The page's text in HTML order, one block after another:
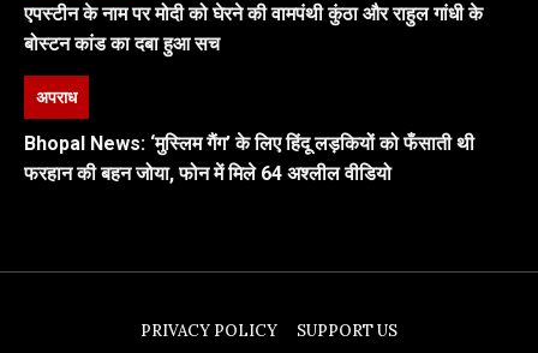
एपस्टीन के नाम पर मोदी को घेरने की वामपंथी कुंठा और राहुल गांधी के
बोस्टन कांड का दबा हुआ सच
अपराध
Bhopal News: ‘मुस्लिम गैंग’ के लिए हिंदू लड़कियों को फँसाती थी
फरहान की बहन जोया, फोन में मिले 64 अश्लील वीडियो
PRIVACY POLICY SUPPORT US